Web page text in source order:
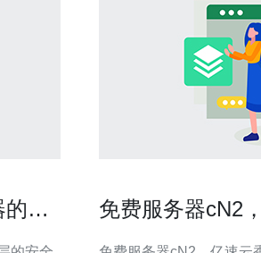
安
免费服务器cN2